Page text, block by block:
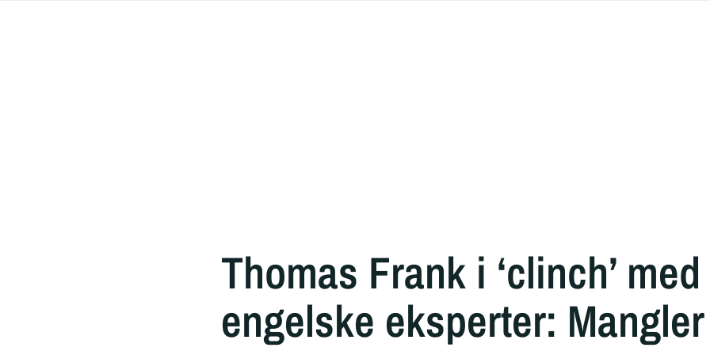
Thomas Frank i ‘clinch’ med
engelske eksperter: